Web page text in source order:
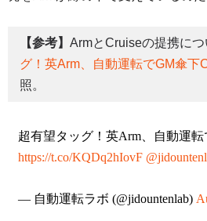
【参考】 ArmとCruiseの提携につ
グ！英Arm、自動運転でGM傘下
照。
超有望タッグ！英Arm、自動運
https://t.co/KQDq2hIovF
— 自動運転ラボ (@jidountenlab)